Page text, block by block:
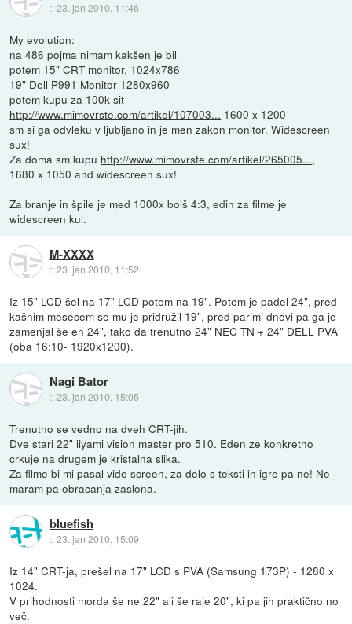
::23. jan 2010, 11:46
My evolution:
na 486 pojma nimam kakšen je bil
potem 15" CRT monitor, 1024x786
19" Dell P991 Monitor 1280x960
potem kupu za 100k sit
http://www.mimovrste.com/artikel/107003... 1600 x 1200
sm si ga odvleku v ljubljano in je men zakon monitor. Widescreen
sux!
Za doma sm kupu http://www.mimovrste.com/artikel/265005...,
1680 x 1050 and widescreen sux!
Za branje in špile je med 1000x bolš 4:3, edin za filme je
widescreen kul.
M-XXXX
::23. jan 2010, 11:52
Iz 15" LCD šel na 17" LCD potem na 19". Potem je padel 24", pred
kašnim mesecem se mu je pridružil 19", pred parimi dnevi pa ga je
zamenjal še en 24", tako da trenutno 24" NEC TN + 24" DELL PVA
(oba 16:10- 1920x1200).
Nagi Bator
::23. jan 2010, 15:05
Trenutno se vedno na dveh CRT-jih.
Dve stari 22" iiyami vision master pro 510. Eden ze konkretno
crkuje na drugem je kristalna slika.
Za filme bi mi pasal vide screen, za delo s teksti in igre pa ne! Ne
maram pa obracanja zaslona.
bluefish
::23. jan 2010, 15:09
Iz 14" CRT-ja, prešel na 17" LCD s PVA (Samsung 173P) - 1280 x
1024.
V prihodnosti morda še ne 22" ali še raje 20", ki pa jih praktično no
več.